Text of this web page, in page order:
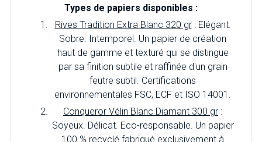
Types de papiers disponibles :
Rives Tradition Extra Blanc 320 gr: Elégant.
Sobre. Intemporel. Un papier de création
haut de gamme et texturé qui se distingue
par sa finition subtile et raffinée d'un grain
feutre subtil. Certifications
environnementales FSC, ECF et ISO 14001.
Conqueror Vélin Blanc Diamant 300 gr :
Soyeux. Délicat. Eco-responsable. Un papier
100 % recyclé fabriqué exclusivement à